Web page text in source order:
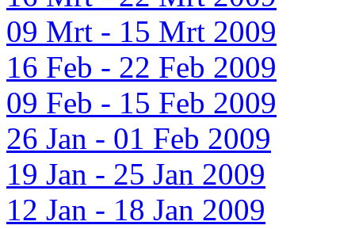
09 Mrt - 15 Mrt 2009
16 Feb - 22 Feb 2009
09 Feb - 15 Feb 2009
26 Jan - 01 Feb 2009
19 Jan - 25 Jan 2009
12 Jan - 18 Jan 2009